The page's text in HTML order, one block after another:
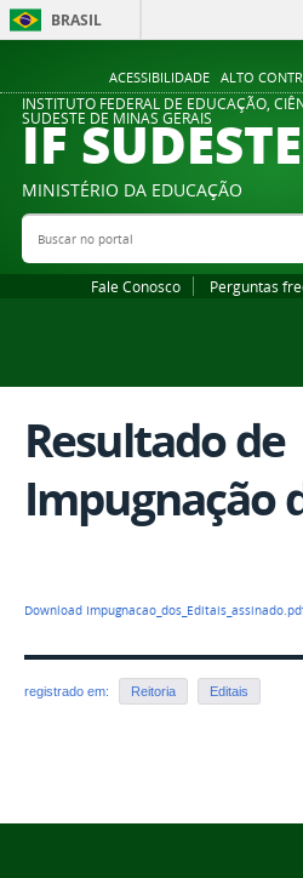
ACESSIBILIDADE ALTO
BRASIL
INSTITUTO FEDERAL DE EDUCAÇÃO,
SUDESTE DE MINAS GERAIS
IF
MINISTÉRIO DA EDUCAÇÃO
Buscar no portal
Fale Conosco Perguntas
Resultado de
Impugnação
Download
registrado em: Reitoria Editais